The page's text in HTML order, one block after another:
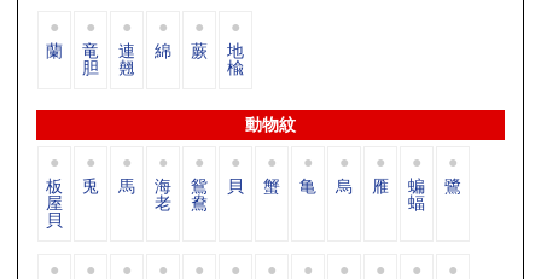
蘭 竜
胆
連
翹
綿 蕨 地
楡
動物紋
板
屋
貝
兎 馬 海
老
鴛
鴦
貝 蟹 亀 烏 雁 蝙
蝠
鷺